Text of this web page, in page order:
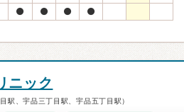
ニック
駅、宇品三丁目駅、宇品五丁目駅）